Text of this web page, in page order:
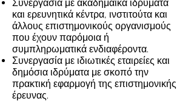
Συνεργασία με ακαδημαϊκά ιδρύματα
και ερευνητικά κέντρα, ινστιτούτα και
άλλους επιστημονικούς οργανισμούς
που έχουν παρόμοια ή
συμπληρωματικά ενδιαφέροντα.
Συνεργασία με ιδιωτικές εταιρείες και
δημόσια ιδρύματα με σκοπό την
πρακτική εφαρμογή της επιστημονικής
έρευνας.